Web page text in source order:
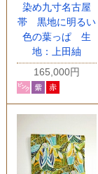
染め九寸名古屋
帯 黒地に明るい
色の葉っぱ 生
地：上田紬
165,000円